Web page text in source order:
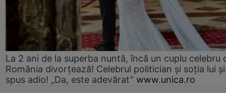
La 2 ani de la superba nuntă, încă un cuplu celebru
România divorțează! Celebrul politician și soția lui
spus adio! „Da, este adevărat” www.unica.ro